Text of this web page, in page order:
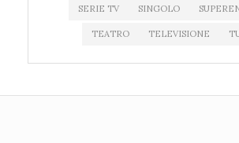
SERIE TV SINGOLO
TEATRO TELEVISIONE